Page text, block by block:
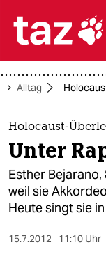

themen
politik
öko
gesellschaft
Alltag
Holocaust-
Unter
Esther
weil sie
Heute singt sie
15.7.2012 11:10 Uhr